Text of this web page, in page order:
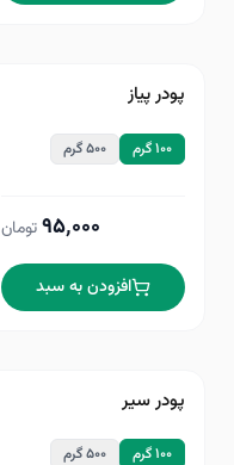
پودر پیاز
۱۰۰ گرم ۵۰۰ گرم
۹۵٬۰۰۰تومان
افزودن به سبد
پودر سیر
۱۰۰ گرم ۵۰۰ گرم